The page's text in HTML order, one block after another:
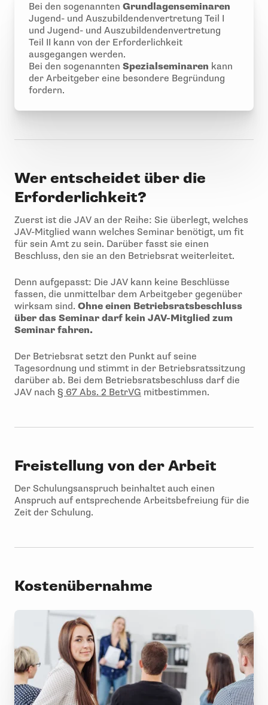
Bei den sogenannten Grundlagenseminaren
Jugend- und Auszubildendenvertretung Teil I
und Jugend- und Auszubildendenvertretung
Teil II kann von der Erforderlichkeit
ausgegangen werden.
Bei den sogenannten Spezialseminaren kann
der Arbeitgeber eine besondere Begründung
fordern.
Wer entscheidet über die
Erforderlichkeit?
Zuerst ist die JAV an der Reihe: Sie überlegt, welches
JAV-Mitglied wann welches Seminar benötigt, um fit
für sein Amt zu sein. Darüber fasst sie einen
Beschluss, den sie an den Betriebsrat weiterleitet.
Denn aufgepasst: Die JAV kann keine Beschlüsse
fassen, die unmittelbar dem Arbeitgeber gegenüber
wirksam sind. Ohne einen Betriebsratsbeschluss
über das Seminar darf kein JAV-Mitglied zum
Seminar fahren.
Der Betriebsrat setzt den Punkt auf seine
Tagesordnung und stimmt in der Betriebsratssitzung
darüber ab. Bei dem Betriebsratsbeschluss darf die
JAV nach § 67 Abs. 2 BetrVG mitbestimmen.
Freistellung von der Arbeit
Der Schulungsanspruch beinhaltet auch einen
Anspruch auf entsprechende Arbeitsbefreiung für die
Zeit der Schulung.
Kostenübernahme